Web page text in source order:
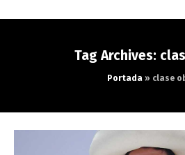
Tag Archives:
Portada » clase